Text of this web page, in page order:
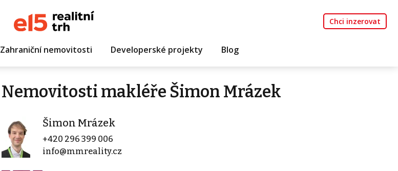
Chci inzerovat
Zahraniční nemovitosti Developerské projekty Blog
Nemovitosti makléře Šimon Mrázek
Šimon Mrázek
+420 296 399 006
info@mmreality.cz